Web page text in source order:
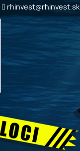
rhinvest@rhinvest.sk